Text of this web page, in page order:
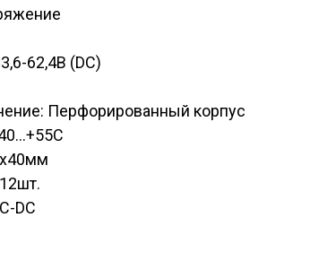
62,4В (DC)
Перфорированный корпус
DC